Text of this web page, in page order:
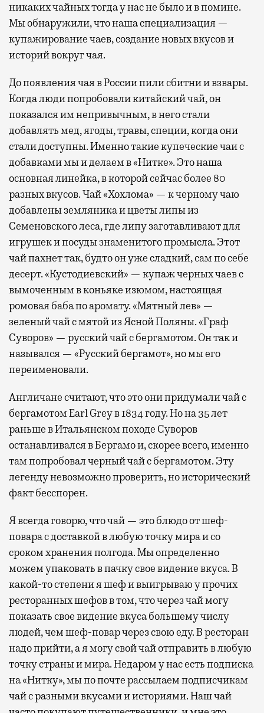
никаких чайных тогда у нас не было и в помине.
Мы обнаружили, что наша специализация —
купажирование чаев, создание новых вкусов и
историй вокруг чая.
До появления чая в России пили сбитни и взвары.
Когда люди попробовали китайский чай, он
показался им непривычным, в него стали
добавлять мед, ягоды, травы, специи, когда они
стали доступны. Именно такие купеческие чаи с
добавками мы и делаем в «Нитке». Это наша
основная линейка, в которой сейчас более 80
разных вкусов. Чай «Хохлома» — к черному чаю
добавлены земляника и цветы липы из
Семеновского леса, где липу заготавливают для
игрушек и посуды знаменитого промысла. Этот
чай пахнет так, будто он уже сладкий, сам по себе
десерт. «Кустодиевский» — купаж черных чаев с
вымоченным в коньяке изюмом, настоящая
ромовая баба по аромату. «Мятный лев» —
зеленый чай с мятой из Ясной Поляны. «Граф
Суворов» — русский чай с бергамотом. Он так и
назывался — «Русский бергамот», но мы его
переименовали.
Англичане считают, что это они придумали чай с
бергамотом Earl Grey в 1834 году. Но на 35 лет
раньше в Итальянском походе Суворов
останавливался в Бергамо и, скорее всего, именно
там попробовал черный чай с бергамотом. Эту
легенду невозможно проверить, но исторический
факт бесспорен.
Я всегда говорю, что чай — это блюдо от шеф-
повара с доставкой в любую точку мира и со
сроком хранения полгода. Мы определенно
можем упаковать в пачку свое видение вкуса. В
какой-то степени я шеф и выигрываю у прочих
ресторанных шефов в том, что через чай могу
показать свое видение вкуса большему числу
людей, чем шеф-повар через свою еду. В ресторан
надо прийти, а я могу свой чай отправить в любую
точку страны и мира. Недаром у нас есть подписка
на «Нитку», мы по почте рассылаем подписчикам
чай с разными вкусами и историями. Наш чай